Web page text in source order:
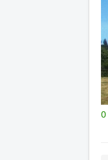
0